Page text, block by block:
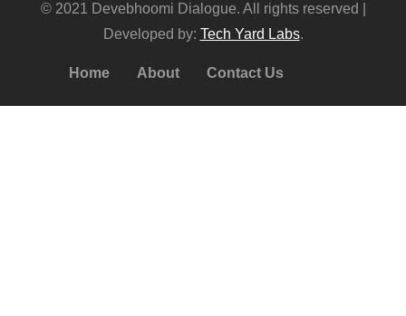
© 2021 Devebhoomi Dialogue. All rights reserved |
Developed by: Tech Yard Labs.
Home About Contact Us